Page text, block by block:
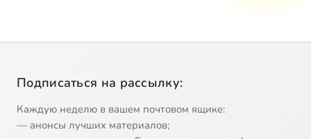
Подписаться на рассылку:
Каждую неделю в вашем почтовом ящике:
— анонсы лучших материалов;